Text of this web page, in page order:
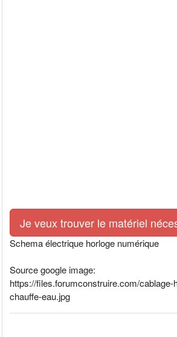
Je veux trouver le matériel
Schema électrique horloge numérique
Source google image:
https://files.forumconstruire.com/cablage-
chauffe-eau.jpg